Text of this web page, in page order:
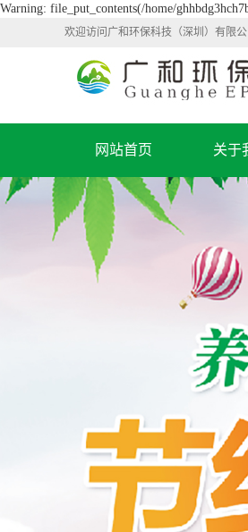
Warning: file_put_contents(/home/
欢迎访问广和环保科技（深圳）有限公
网站首页 关于